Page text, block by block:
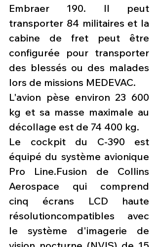
Embraer 190. Il peut
transporter 84 militaires et la
cabine de fret peut être
configurée pour transporter
des blessés ou des malades
lors de missions MEDEVAC.
L'avion pèse environ 23 600
kg et sa masse maximale au
décollage est de 74 400 kg.
Le cockpit du C-390 est
équipé du système avionique
Pro Line.Fusion de Collins
Aerospace qui comprend
cinq écrans LCD haute
résolutioncompatibles avec
le système d'imagerie de